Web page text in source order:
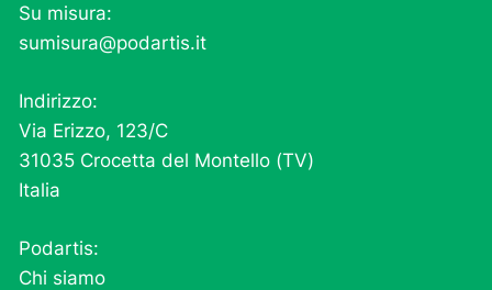
Su misura:
sumisura@podartis.it
Indirizzo:
Via Erizzo, 123/C
31035 Crocetta del Montello (TV)
Italia
Podartis:
Chi siamo